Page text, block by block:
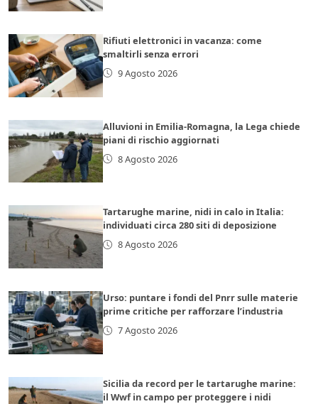
Rifiuti elettronici in vacanza: come
smaltirli senza errori
9 Agosto 2026
Alluvioni in Emilia-Romagna, la Lega chiede
piani di rischio aggiornati
8 Agosto 2026
Tartarughe marine, nidi in calo in Italia:
individuati circa 280 siti di deposizione
8 Agosto 2026
Urso: puntare i fondi del Pnrr sulle materie
prime critiche per rafforzare l’industria
7 Agosto 2026
Sicilia da record per le tartarughe marine:
il Wwf in campo per proteggere i nidi